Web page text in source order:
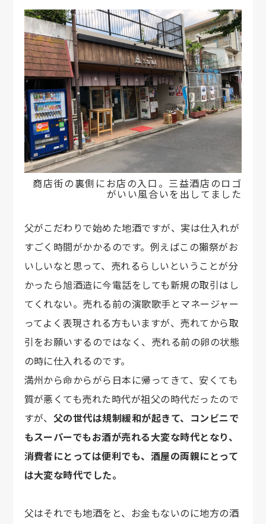
商店街の裏側にお店の入口。三益酒店のロゴ
がいい風合いを出してました
父がこだわりで始めた地酒ですが、実は仕入れが
すごく時間がかかるのです。例えばこの獺祭がお
いしいなと思って、売れるらしいということが分
かったら旭酒造に今電話をしても新規の取引はし
てくれない。売れる前の演歌歌手とマネージャー
ってよく表現される方もいますが、売れてから取
引をお願いするのではなく、売れる前の卵の状態
の時に仕入れるのです。
満州から命からがら日本に帰ってきて、安くても
質が悪くても売れた時代が祖父の時代だったので
すが、 父の世代は規制緩和が起きて、コンビニで
もスーパーでもお酒が売れる大変な時代となり、
消費者にとっては便利でも、酒屋の両親にとって
は大変な時代でした。
父はそれでも地酒をと、お金もないのに地方の酒